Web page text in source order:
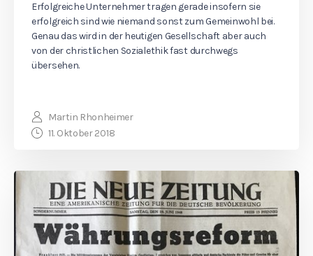
Erfolgreiche Unternehmer tragen gerade insofern sie
erfolgreich sind wie niemand sonst zum Gemeinwohl bei.
Genau das wird in der heutigen Gesellschaft aber auch
von der christlichen Sozialethik fast durchwegs
übersehen.
Martin Rhonheimer
11. Oktober 2018